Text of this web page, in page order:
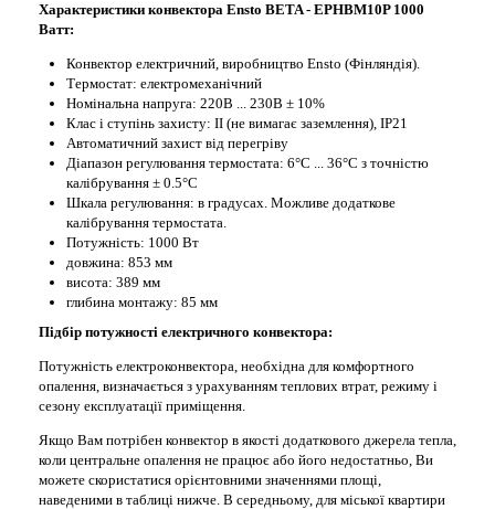
Характеристики конвектора Ensto BETA - EPHBM10P 1000
Ватт:
Конвектор електричний, виробництво Ensto (Фінляндія).
Термостат: електромеханічний
Номінальна напруга: 220В ... 230В ± 10%
Клас і ступінь захисту: II (не вимагає заземлення), IP21
Автоматичний захист від перегріву
Діапазон регулювання термостата: 6°С ... 36°С з точністю
калібрування ± 0.5°С
Шкала регулювання: в градусах. Можливе додаткове
калібрування термостата.
Потужність: 1000 Вт
довжина: 853 мм
висота: 389 мм
глибина монтажу: 85 мм
Підбір потужності електричного конвектора:
Потужність електроконвектора, необхідна для комфортного
опалення, визначається з урахуванням теплових втрат, режиму і
сезону експлуатації приміщення.
Якщо Вам потрібен конвектор в якості додаткового джерела тепла,
коли центральне опалення не працює або його недостатньо, Ви
можете скористатися орієнтовними значеннями площі,
наведеними в таблиці нижче. В середньому, для міської квартири